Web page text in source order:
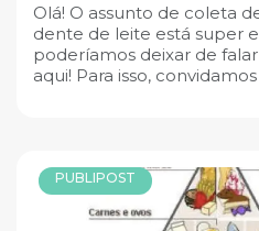
Olá! O assunto de coleta
dente de leite está super
poderíamos deixar de
aqui! Para isso, convidamos
PUBLIPOST